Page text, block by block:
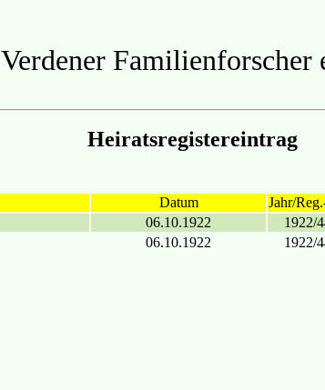
Verdener Familienforscher
Heiratsregistereintrag
Datum Jahr/
06.10.1922 1922/
06.10.1922 1922/